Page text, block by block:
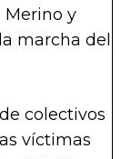
y
marcha del
colectivos
víctimas